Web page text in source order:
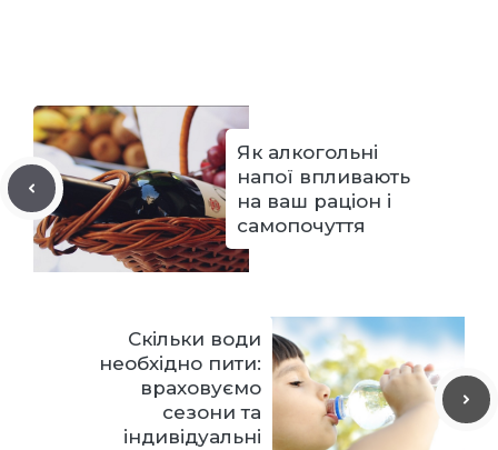
Як алкогольні
напої впливають
на ваш раціон і
самопочуття
Скільки води
необхідно пити:
враховуємо
сезони та
індивідуальні